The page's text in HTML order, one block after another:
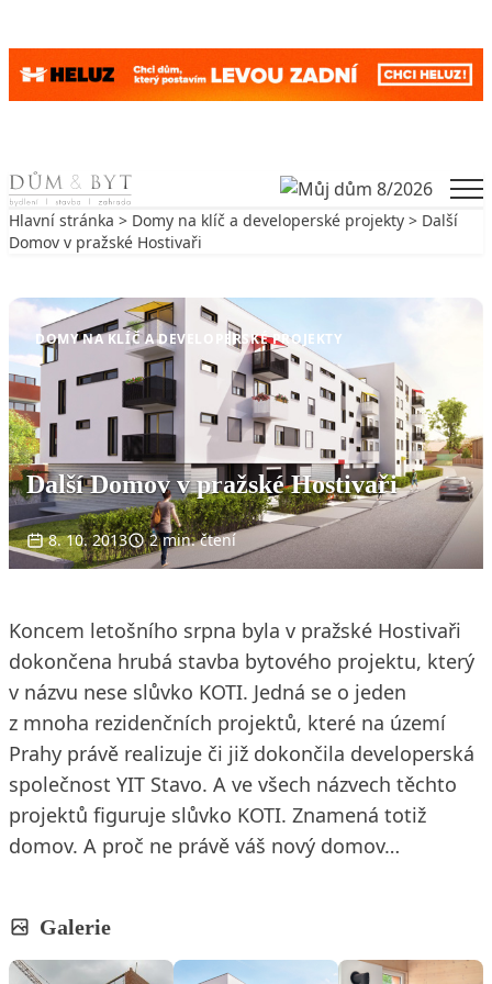
Skip to content
Hlavní stránka > Domy na klíč a developerské projekty > Další
Domov v pražské Hostivaři
DOMY NA KLÍČ A DEVELOPERSKÉ PROJEKTY
Další Domov v pražské Hostivaři
8. 10. 2013 2 min. čtení
Koncem letošního srpna byla v pražské Hostivaři
dokončena hrubá stavba bytového projektu, který
v názvu nese slůvko KOTI. Jedná se o jeden
z mnoha rezidenčních projektů, které na území
Prahy právě realizuje či již dokončila developerská
společnost YIT Stavo. A ve všech názvech těchto
projektů figuruje slůvko KOTI. Znamená totiž
domov. A proč ne právě váš nový domov…
Galerie